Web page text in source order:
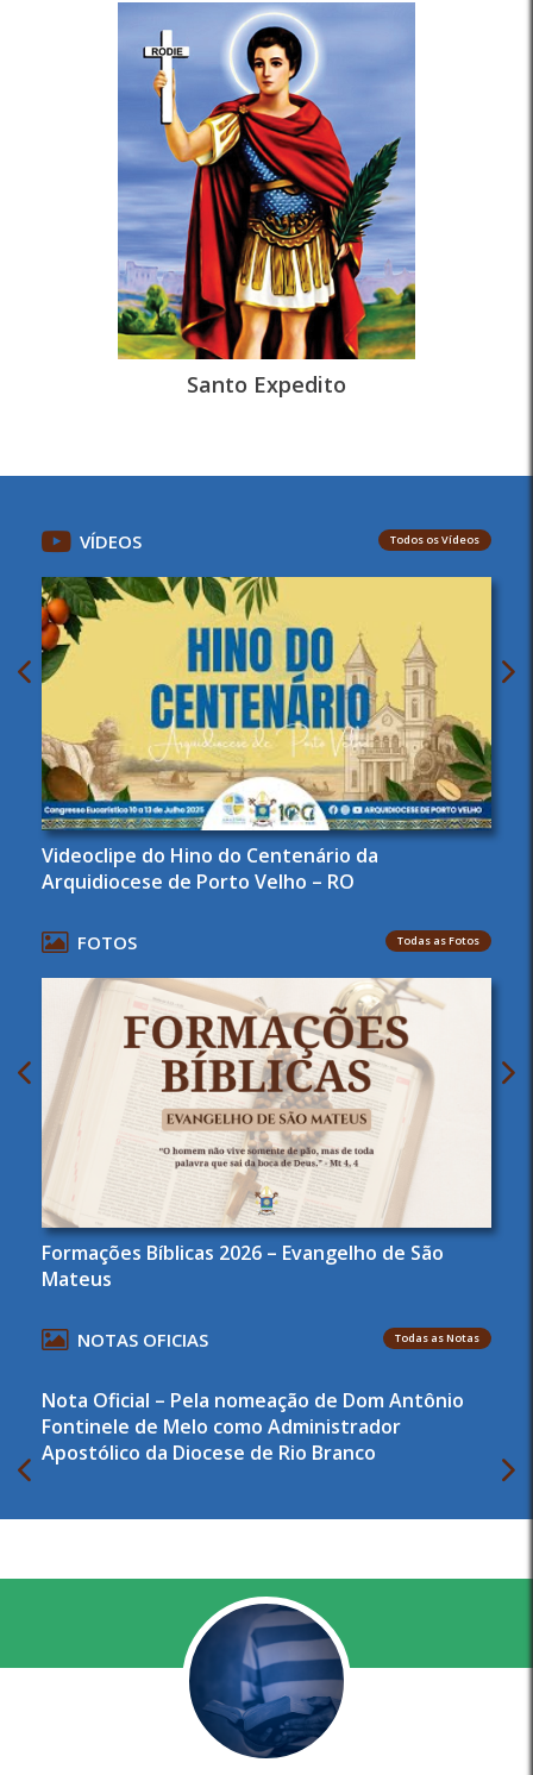
Santo Expedito
VÍDEOS Todos os Vídeos
Videoclipe do Hino do Centenário da
Arquidiocese de Porto Velho – RO
FOTOS Todas as Fotos
Formações Bíblicas 2026 – Evangelho de São
Mateus
NOTAS OFICIAS Todas as Notas
Nota Oficial – Pela nomeação de Dom Antônio
Fontinele de Melo como Administrador
Apostólico da Diocese de Rio Branco